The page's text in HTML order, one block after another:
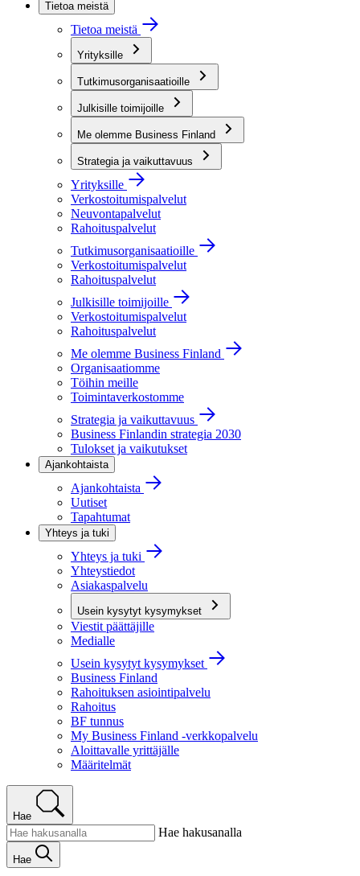
Tietoa meistä
Tietoa meistä
Yrityksille
Tutkimusorganisaatioille
Julkisille toimijoille
Me olemme Business Finland
Strategia ja vaikuttavuus
Yrityksille
Verkostoitumispalvelut
Neuvontapalvelut
Rahoituspalvelut
Tutkimusorganisaatioille
Verkostoitumispalvelut
Rahoituspalvelut
Julkisille toimijoille
Verkostoitumispalvelut
Rahoituspalvelut
Me olemme Business Finland
Organisaatiomme
Töihin meille
Toimintaverkostomme
Strategia ja vaikuttavuus
Business Finlandin strategia 2030
Tulokset ja vaikutukset
Ajankohtaista
Ajankohtaista
Uutiset
Tapahtumat
Yhteys ja tuki
Yhteys ja tuki
Yhteystiedot
Asiakaspalvelu
Usein kysytyt kysymykset
Viestit päättäjille
Medialle
Usein kysytyt kysymykset
Business Finland
Rahoituksen asiointipalvelu
Rahoitus
BF tunnus
My Business Finland -verkkopalvelu
Aloittavalle yrittäjälle
Määritelmät
Hae
Hae hakusanalla
Hae